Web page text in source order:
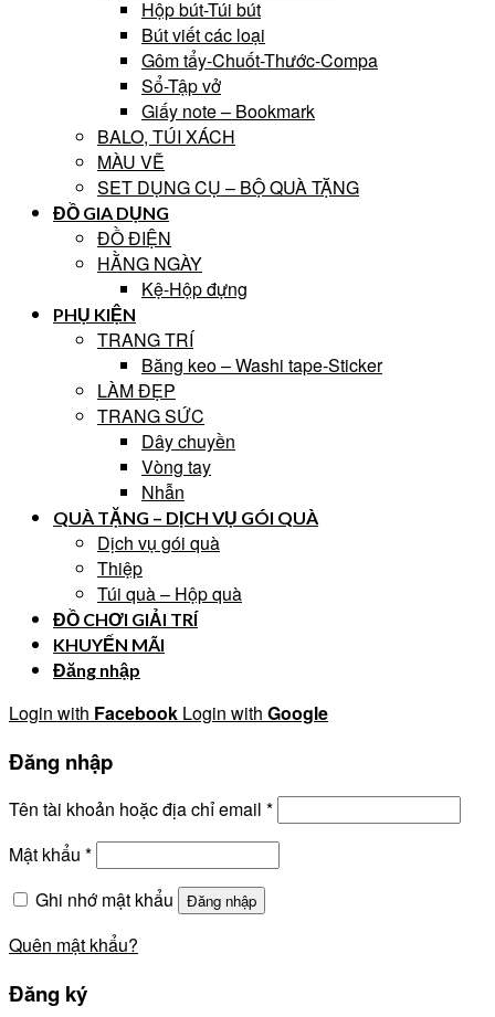
Hộp bút-Túi bút
Bút viết các loại
Gôm tẩy-Chuốt-Thước-Compa
Sổ-Tập vở
Giấy note – Bookmark
BALO, TÚI XÁCH
MÀU VẼ
SET DỤNG CỤ – BỘ QUÀ TẶNG
ĐỒ GIA DỤNG
ĐỒ ĐIỆN
HẰNG NGÀY
Kệ-Hộp đựng
PHỤ KIỆN
TRANG TRÍ
Băng keo – Washi tape-Sticker
LÀM ĐẸP
TRANG SỨC
Dây chuyền
Vòng tay
Nhẫn
QUÀ TẶNG – DỊCH VỤ GÓI QUÀ
Dịch vụ gói quà
Thiệp
Túi quà – Hộp quà
ĐỒ CHƠI GIẢI TRÍ
KHUYẾN MÃI
Đăng nhập
Login with Facebook Login with Google
Đăng nhập
Tên tài khoản hoặc địa chỉ email *
Mật khẩu *
Ghi nhớ mật khẩu
Đăng nhập
Quên mật khẩu?
Đăng ký